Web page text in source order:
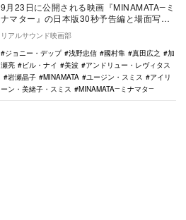
9月23日に公開される映画『MINAMATA―ミ
ナマター』の日本版30秒予告編と場面写真
リアルサウンド映画部
ジョニー・デップ
浅野忠信 國村隼 真田広之
加
瀬亮
ビル・ナイ 美波
アンドリュー・レヴィタス
岩瀬晶子
MINAMATA ユージン・スミス
アイリ
ーン・美緒子・スミス
MINAMATA―ミナマタ―